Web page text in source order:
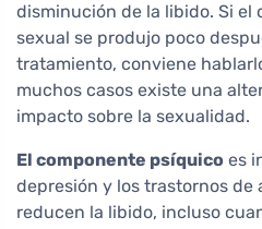
disminución de la libido. Si el
sexual se produjo poco
tratamiento, conviene
muchos casos existe una
impacto sobre la sexualidad.
El componente psíquico es
depresión y los trastornos de
reducen la libido, incluso